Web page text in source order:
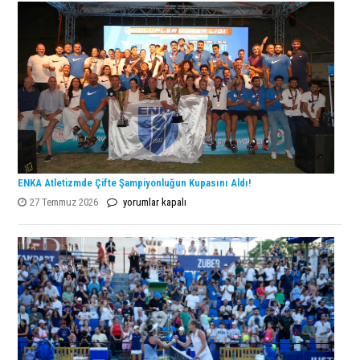
ENKA Atletizmde Çifte Şampiyonluğun Kupasını Aldı!
27 Temmuz 2026
ENKA
Çifte
Şampiyonluğun
Kupasını
Aldı!
için
yorumlar kapalı